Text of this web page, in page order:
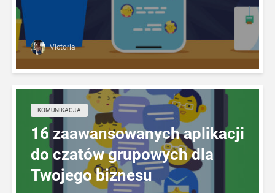
Victoria
KOMUNIKACJA
16 zaawansowanych aplikacji
do czatów grupowych dla
Twojego biznesu